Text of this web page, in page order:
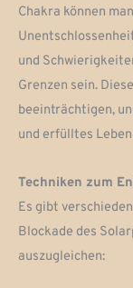
Chakra können
und
Grenzen sein.
beeinträchtigen,
und erfülltes
Techniken zum
Es gibt
Blockade des
auszugleichen: